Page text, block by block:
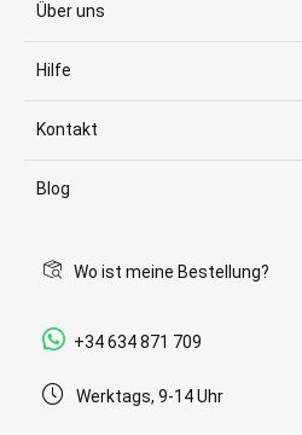
Über uns
Hilfe
Kontakt
Blog
Wo ist meine Bestellung?
+34 634 871 709
Werktags, 9-14 Uhr